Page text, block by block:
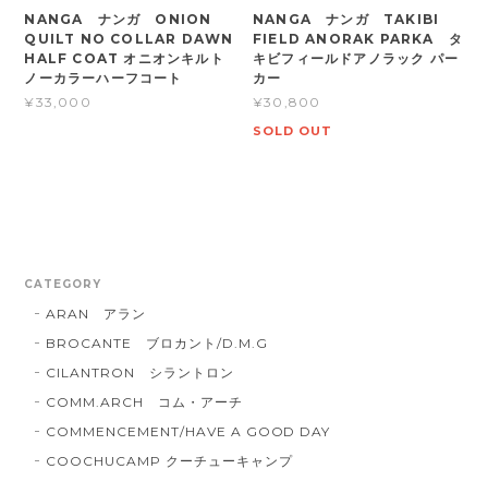
NANGA ナンガ ONION
QUILT NO COLLAR DAWN
HALF COAT オニオンキルト
ノーカラーハーフコート
¥33,000
NANGA ナンガ TAKIBI
FIELD ANORAK PARKA タ
キビフィールドアノラック パー
カー
¥30,800
SOLD OUT
CATEGORY
ARAN アラン
BROCANTE ブロカント/D.M.G
CILANTRON シラントロン
COMM.ARCH コム・アーチ
COMMENCEMENT/HAVE A GOOD DAY
COOCHUCAMP クーチューキャンプ